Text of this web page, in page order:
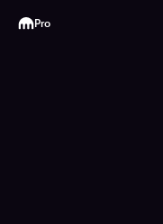
Kraken
Pro